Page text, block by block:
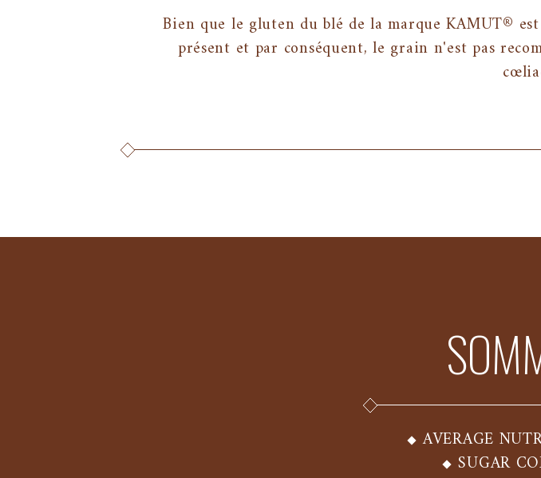
Bien que le gluten du blé de la marque KAMUT®
présent et par conséquent, le grain n'est pas
AVERAGE
SUGAR